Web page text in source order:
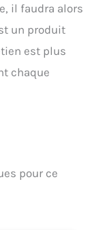
il faudra alors
un produit
est plus
chaque
pour ce